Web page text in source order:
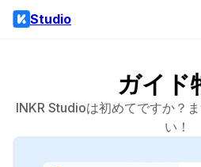
Studio
ガイド
INKR Studioは初めてですか？
い！